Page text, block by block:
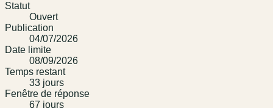
Statut
Ouvert
Publication
04/07/2026
Date limite
08/09/2026
Temps restant
33 jours
Fenêtre de réponse
67 jours